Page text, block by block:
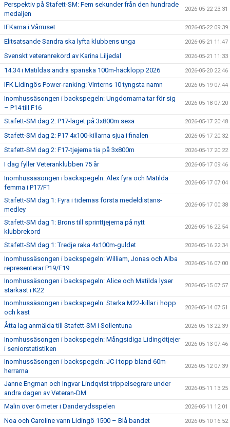
Perspektiv på Stafett-SM: Fem sekunder från den hundrade
medaljen
2026-05-22 23:31
IFKarna i Vårruset 2026-05-22 09:39
Elitsatsande Sandra ska lyfta klubbens unga 2026-05-21 11:47
Svenskt veteranrekord av Karina Liljedal 2026-05-21 11:33
14.34 i Matildas andra spanska 100m-häcklopp 2026 2026-05-20 22:46
IFK Lidingös Power-ranking: Vinterns 10 tyngsta namn 2026-05-19 07:44
Inomhussäsongen i backspegeln: Ungdomarna tar för sig
– P14 till F16
2026-05-18 07:20
Stafett-SM dag 2: P17-laget på 3x800m sexa 2026-05-17 20:48
Stafett-SM dag 2: P17 4x100-killarna sjua i finalen 2026-05-17 20:32
Stafett-SM dag 2: F17-tjejerna tia på 3x800m 2026-05-17 20:22
I dag fyller Veteranklubben 75 år 2026-05-17 09:46
Inomhussäsongen i backspegeln: Alex fyra och Matilda
femma i P17/F1
2026-05-17 07:04
Stafett-SM dag 1: Fyra i tidernas första medeldistans-
medley
2026-05-17 00:38
Stafett-SM dag 1: Brons till sprinttjejerna på nytt
klubbrekord
2026-05-16 22:54
Stafett-SM dag 1: Tredje raka 4x100m-guldet 2026-05-16 22:34
Inomhussäsongen i backspegeln: William, Jonas och Alba
representerar P19/F19
2026-05-16 07:00
Inomhussäsongen i backspegeln: Alice och Matilda lyser
starkast i K22
2026-05-15 07:57
Inomhussäsongen i backspegeln: Starka M22-killar i hopp
och kast
2026-05-14 07:51
Åtta lag anmälda till Stafett-SM i Sollentuna 2026-05-13 22:39
Inomhussäsongen i backspegeln: Mångsidiga Lidingötjejer
i seniorstatistiken
2026-05-13 07:46
Inomhussäsongen i backspegeln: JC i topp bland 60m-
herrarna
2026-05-12 07:39
Janne Engman och Ingvar Lindqvist trippelsegrare under
andra dagen av Veteran-DM
2026-05-11 13:25
Malin över 6 meter i Danderydsspelen 2026-05-11 12:01
Noa och Caroline vann Lidingö 1500 – Blå bandet 2026-05-10 16:52